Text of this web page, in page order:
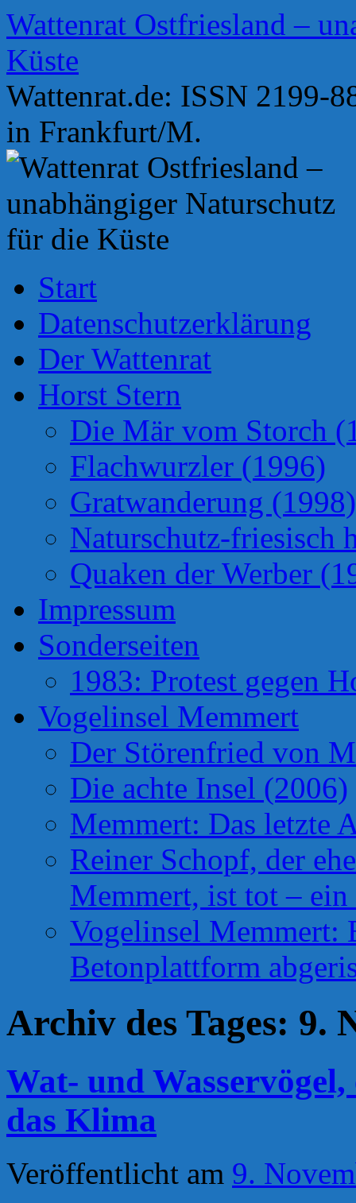
Zum
Inhalt
springen
Wattenrat Ostfriesland –
Küste
Wattenrat.de: ISSN 2199-
in Frankfurt/M.
Start
Datenschutzerklärung
Der Wattenrat
Horst Stern
Die Mär vom Storch
Flachwurzler (1996)
Gratwanderung (1998)
Naturschutz-friesisch
Quaken der Werber
Impressum
Sonderseiten
1983: Protest gegen
Vogelinsel Memmert
Der Störenfried von
Die achte Insel (2006)
Memmert: Das letzte
Reiner Schopf, der
Memmert, ist tot –
Vogelinsel Memmert:
Betonplattform
Archiv des Tages: 9.
Wat- und
das Klima
Veröffentlicht am 9.